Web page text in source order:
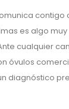
contigo
es algo
cualquier
óvulos
diagnóstico